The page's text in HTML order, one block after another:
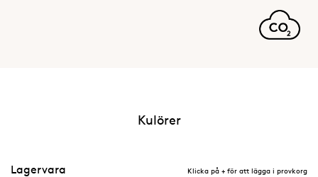
Kulörer
Lagervara Klicka på + för att lägga i provkorg